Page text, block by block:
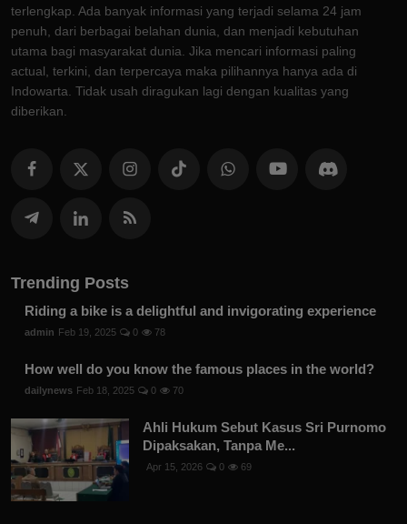
terlengkap. Ada banyak informasi yang terjadi selama 24 jam
penuh, dari berbagai belahan dunia, dan menjadi kebutuhan
utama bagi masyarakat dunia. Jika mencari informasi paling
actual, terkini, dan terpercaya maka pilihannya hanya ada di
Indowarta. Tidak usah diragukan lagi dengan kualitas yang
diberikan.
Trending Posts
Riding a bike is a delightful and invigorating experience
admin Feb 19, 2025 0 78
How well do you know the famous places in the world?
dailynews Feb 18, 2025 0 70
Ahli Hukum Sebut Kasus Sri Purnomo
Dipaksakan, Tanpa Me...
Apr 15, 2026 0 69